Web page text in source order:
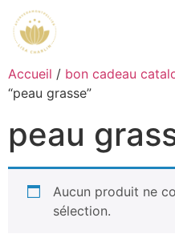
Accueil / bon cadeau
“peau grasse”
peau
Aucun produit ne
sélection.